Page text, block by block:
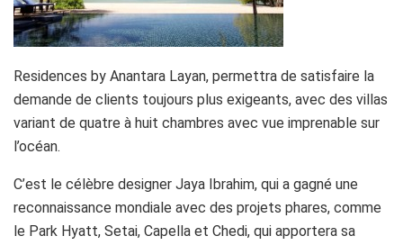
Residences by Anantara Layan, permettra de satisfaire la
demande de clients toujours plus exigeants, avec des villas
variant de quatre à huit chambres avec vue imprenable sur
l’océan.
C’est le célèbre designer Jaya Ibrahim, qui a gagné une
reconnaissance mondiale avec des projets phares, comme
le Park Hyatt, Setai, Capella et Chedi, qui apportera sa